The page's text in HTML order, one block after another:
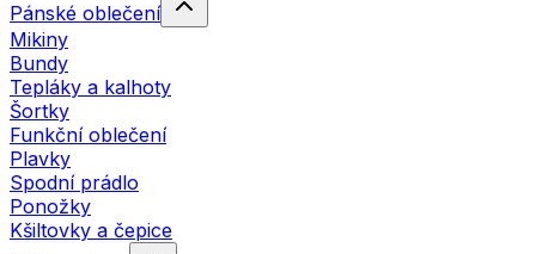
Pánské oblečení
Mikiny
Bundy
Tepláky a kalhoty
Šortky
Funkční oblečení
Plavky
Spodní prádlo
Ponožky
Kšiltovky a čepice